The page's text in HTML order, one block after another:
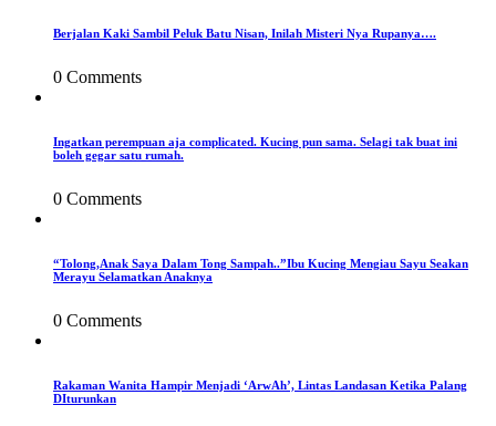
Berjalan Kaki Sambil Peluk Batu Nisan, Inilah Misteri Nya Rupanya….
0 Comments
Ingatkan perempuan aja complicated. Kucing pun sama. Selagi tak buat ini
boleh gegar satu rumah.
0 Comments
“Tolong,Anak Saya Dalam Tong Sampah..”Ibu Kucing Mengiau Sayu Seakan
Merayu Selamatkan Anaknya
0 Comments
Rakaman Wanita Hampir Menjadi ‘ArwAh’, Lintas Landasan Ketika Palang
DIturunkan